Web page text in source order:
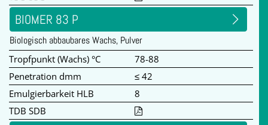
BIOMER 83 P
Biologisch abbaubares Wachs, Pulver
Tropfpunkt (Wachs) °C
78-88
Penetration dmm
≤ 42
Emulgierbarkeit HLB
8
TDB SDB